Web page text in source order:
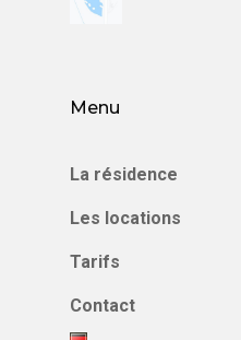
Menu
La résidence
Les locations
Tarifs
Contact